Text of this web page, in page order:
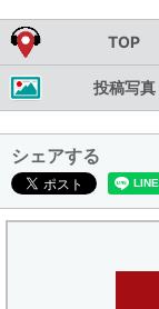
TOP
投稿写真
シェアする